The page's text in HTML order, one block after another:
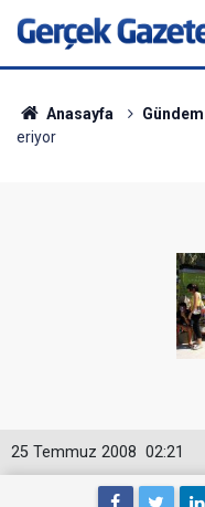
Anasayfa Gündem
eriyor
02:21
25 Temmuz 2008